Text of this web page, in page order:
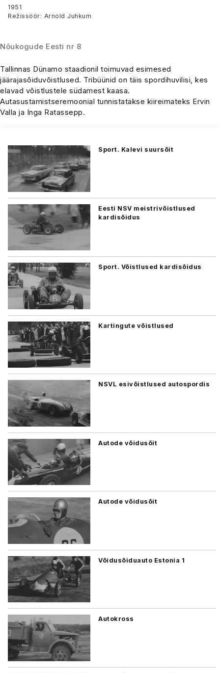
1951
Režissöör: Arnold Juhkum
Nõukogude Eesti nr 8
Tallinnas Dünamo staadionil toimuvad esimesed
jäärajasõiduvõistlused. Tribüünid on täis spordihuvilisi, kes
elavad võistlustele südamest kaasa.
Autasustamistseremoonial tunnistatakse kiireimateks Ervin
Valla ja Inga Ratassepp.
Sport. Kalevi suursõit
Eesti NSV meistrivõistlused
kardisõidus
Sport. Võistlused kardisõidus
Kartingute võistlused
NSVL esivõistlused autospordis
Autode võidusõit
Autode võidusõit
Võidusõiduauto Estonia 1
Autokross